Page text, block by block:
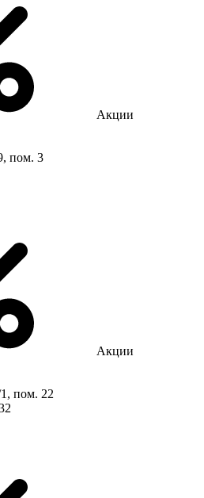
Акции
пом. 3
Акции
пом. 22